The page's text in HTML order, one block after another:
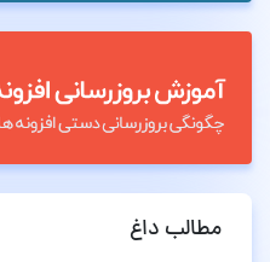
مطالب داغ